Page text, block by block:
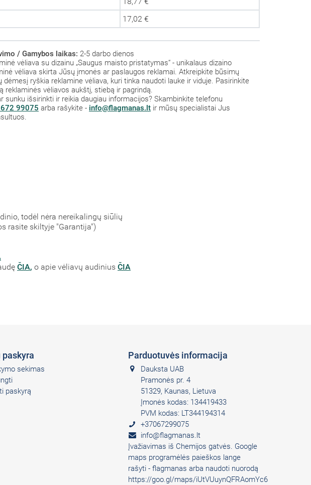
17,02 €
/ Gamybos laikas: 2-5 darbo dienos
vėliava su dizainu „Saugus maisto pristatymas“ - unikalaus dizaino
vėliava skirta Jūsų įmonės ar paslaugos reklamai. Atkreipkite būsimų
dėmesį ryškia reklamine vėliava, kuri tinka naudoti lauke ir viduje. Pasirinkite
reklaminės vėliavos aukštį, stiebą ir pagrindą.
sunku išsirinkti ir reikia daugiau informacijos? Skambinkite telefonu
99075 arba rašykite - info@flagmanas.lt ir mūsų specialistai Jus
todėl nėra nereikalingų siūlių
rasite skiltyje "Garantija")
ČIA, o apie vėliavų audinius ČIA
paskyra
sekimas
paskyrą
Parduotuvės informacija
Dauksta UAB
Pramonės pr. 4
51329, Kaunas, Lietuva
Įmonės kodas: 134419433
PVM kodas: LT344194314
+37067299075
info@flagmanas.lt
Įvažiavimas iš Chemijos gatvės. Google
maps programėlės paieškos lange
rašyti - flagmanas arba naudoti nuorodą
https://goo.gl/maps/iUtVUuynQFRAomYc6